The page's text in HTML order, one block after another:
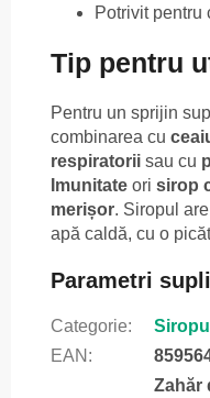
Potrivit pentru
Tip pentru
Pentru un sprijin
combinarea cu
respiratorii sau cu
Imunitate ori sirop
merișor. Siropul
apă caldă, cu o
Parametri
Categorie:
EAN :
Zahăr